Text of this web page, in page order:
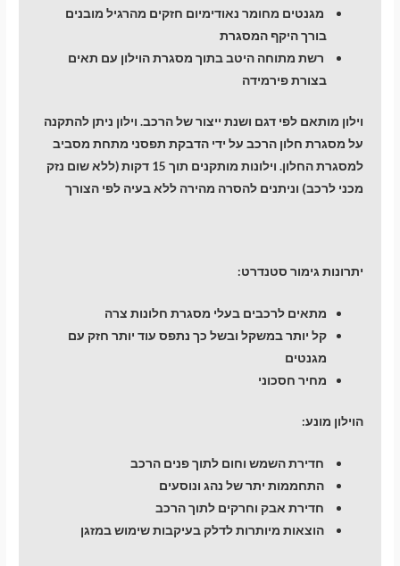
מגנטים מחומר נאודימיום חזקים מהרגיל מובנים
בורך היקף המסגרת
רשת מתוחה היטב בתוך מסגרת הוילון עם תאים
בצורת פירמידה
וילון מותאם לפי דגם ושנת ייצור של הרכב. וילון ניתן להתקנה
על מסגרת חלון הרכב על ידי הדבקת תפסני מתחת מסביב
למסגרת החלון. וילונות מותקנים תוך 15 דקות (ללא שום נזק
מכני לרכב) וניתנים להסרה מהירה ללא בעיה לפי הצורך
יתרונות גימור סטנדרט:
מתאים לרכבים בעלי מסגרת חלונות צרה
קל יותר במשקל ובשל כך נתפס עוד יותר חזק עם
מגנטים
מחיר חסכוני
הוילון מונע:
חדירת השמש וחום לתוך פנים הרכב
התחממות יתר של נהג ונוסעים
חדירת אבק וחרקים לתוך הרכב
הוצאות מיותרות לדלק בעיקבות שימוש במזגן